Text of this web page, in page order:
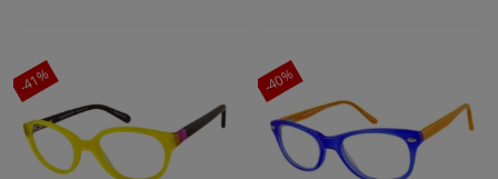
do
Filtruj
Nowość
-41% -40%